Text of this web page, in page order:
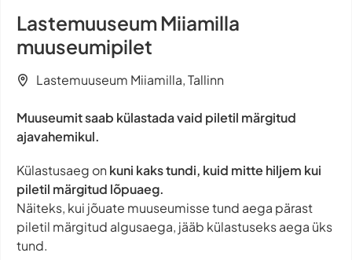
Lastemuuseum Miiamilla
muuseumipilet
Lastemuuseum Miiamilla, Tallinn
Muuseumit saab külastada vaid piletil märgitud
ajavahemikul.
Külastusaeg on kuni kaks tundi, kuid mitte hiljem kui
piletil märgitud lõpuaeg.
Näiteks, kui jõuate muuseumisse tund aega pärast
piletil märgitud algusaega, jääb külastuseks aega üks
tund.